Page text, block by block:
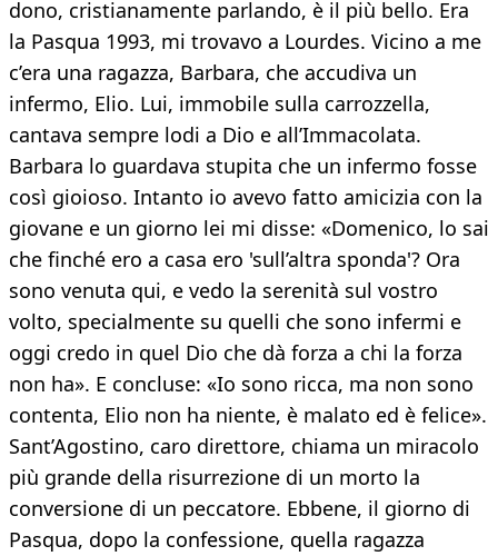
dono, cristianamente parlando, è il più bello. Era
la Pasqua 1993, mi trovavo a Lourdes. Vicino a me
c’era una ragazza, Barbara, che accudiva un
infermo, Elio. Lui, immobile sulla carrozzella,
cantava sempre lodi a Dio e all’Immacolata.
Barbara lo guardava stupita che un infermo fosse
così gioioso. Intanto io avevo fatto amicizia con la
giovane e un giorno lei mi disse: «Domenico, lo sai
che finché ero a casa ero 'sull’altra sponda'? Ora
sono venuta qui, e vedo la serenità sul vostro
volto, specialmente su quelli che sono infermi e
oggi credo in quel Dio che dà forza a chi la forza
non ha». E concluse: «Io sono ricca, ma non sono
contenta, Elio non ha niente, è malato ed è felice».
Sant’Agostino, caro direttore, chiama un miracolo
più grande della risurrezione di un morto la
conversione di un peccatore. Ebbene, il giorno di
Pasqua, dopo la confessione, quella ragazza